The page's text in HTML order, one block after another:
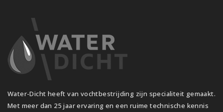
Water-Dicht heeft van vochtbestrijding zijn specialiteit gemaakt.
Met meer dan 25 jaar ervaring en een ruime technische kennis